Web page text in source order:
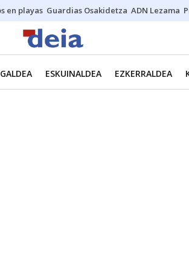
en playas Guardias Osakidetza ADN Lezama
ESKUINALDEA EZKERRALDEA